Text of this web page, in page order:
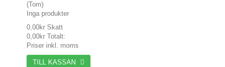
(Tom)
Inga produkter
0,00kr Skatt
0,00kr Totalt:
Priser inkl. moms
TILL KASSAN